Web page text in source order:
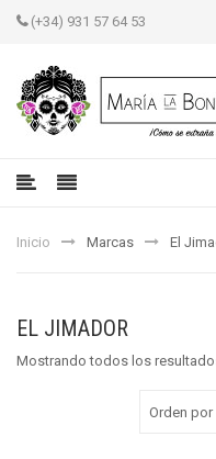
(+34) 931 57 64 53
Inicio Marcas El
EL JIMADOR
Mostrando todos los